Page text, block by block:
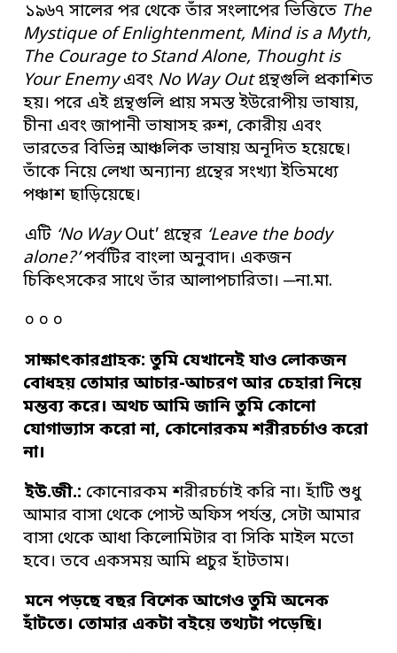
১৯৬৭ সালের পর থেকে তাঁর সংলাপের ভিত্তিতে The
Mystique of Enlightenment, Mind is a Myth,
The Courage to Stand Alone, Thought is
Your Enemyএবং No Way Outগ্রন্থগুলি প্রকাশিত
হয়। পরে এই গ্রন্থগুলি প্রায় সমস্ত ইউরোপীয় ভাষায়,
চীনা এবং জাপানী ভাষাসহ রুশ, কোরীয় এবং
ভারতের বিভিন্ন আঞ্চলিক ভাষায় অনূদিত হয়েছে।
তাঁকে নিয়ে লেখা অন্যান্য গ্রন্থের সংখ্যা ইতিমধ্যে
পঞ্চাশ ছাড়িয়েছে।
এটি ‘No WayOut’ গ্রন্থের ‘Leave the body
alone?’পর্বটির বাংলা অনুবাদ। একজন
চিকিৎসকের সাথে তাঁর আলাপচারিতা। ─না.মা.
০ ০ ০
সাক্ষাৎকারগ্রাহক: তুমি যেখানেই যাও লোকজন
বোধহয় তোমার আচার-আচরণ আর চেহারা নিয়ে
মন্তব্য করে। অথচ আমি জানি তুমি কোনো
যোগাভ্যাস করো না, কোনোরকম শরীরচর্চাও করো
না।
ইউ.জী.: কোনোরকম শরীরচর্চাই করি না। হাঁটি শুধু
আমার বাসা থেকে পোস্ট অফিস পর্যন্ত, সেটা আমার
বাসা থেকে আধা কিলোমিটার বা সিকি মাইল মতো
হবে। তবে একসময় আমি প্রচুর হাঁটতাম।
মনে পড়ছে বছর বিশেক আগেও তুমি অনেক
হাঁটতে। তোমার একটা বইয়ে তথ্যটা পড়েছি।